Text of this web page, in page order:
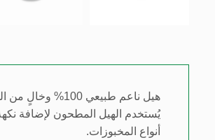
هيل ناعم طبيعي 100% وخالٍ من الجلوتين، من أرقى وأغلى أنواع التوابل العطرية المستخدمة في المطبخ العربي والعالمي.
يُستخدم الهيل المطحون لإضافة
أنواع المخبوزات.